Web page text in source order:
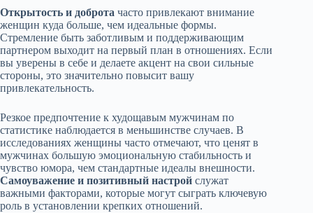
Открытость и доброта часто привлекают внимание
женщин куда больше, чем идеальные формы.
Стремление быть заботливым и поддерживающим
партнером выходит на первый план в отношениях. Если
вы уверены в себе и делаете акцент на свои сильные
стороны, это значительно повысит вашу
привлекательность.
Резкое предпочтение к худощавым мужчинам по
статистике наблюдается в меньшинстве случаев. В
исследованиях женщины часто отмечают, что ценят в
мужчинах большую эмоциональную стабильность и
чувство юмора, чем стандартные идеалы внешности.
Самоуважение и позитивный настрой служат
важными факторами, которые могут сыграть ключевую
роль в установлении крепких отношений.